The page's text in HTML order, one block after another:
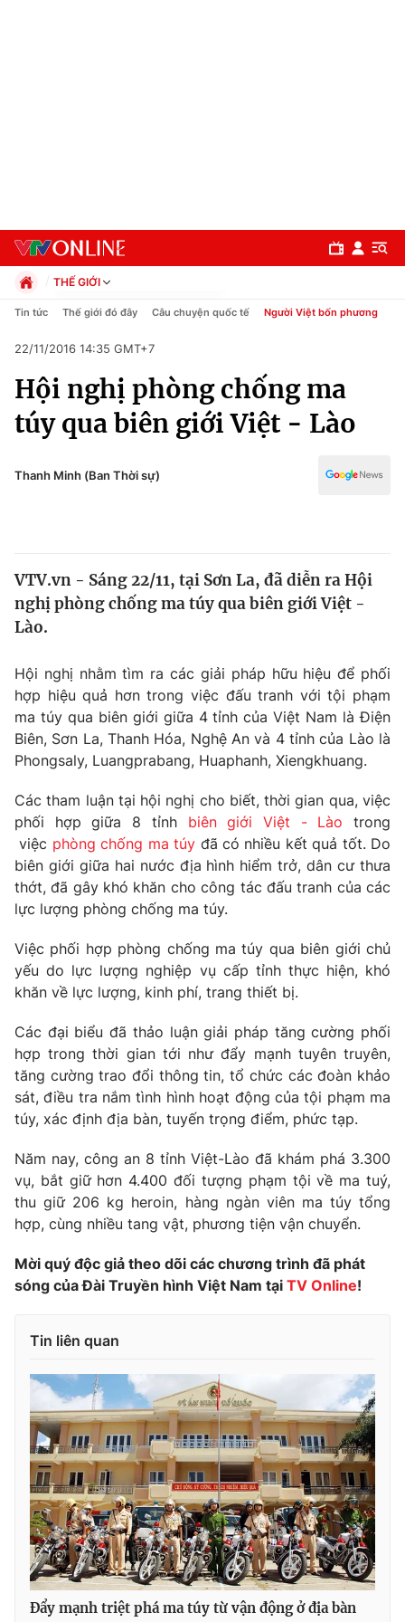
Chuyên mục
Chính trị
Thế giới
Thế giới đó đây
Câu chuyện quốc tế
Kinh tế
Tài chính
Thị trường
Dữ liệu và đời sống
Phim VTV
Hậu trường
Nhân vật
Giải sao mai
Giải trí
Điện ảnh
Âm nhạc
Sao
Đời sống
Du lịch
Làm đẹp
Chất lượng cuộc sống
Tuyển sinh
Công nghệ
Hitech Công nghệ tương lai
Sản phẩm
Thị trường
Giao lưu trực tuyến
Lịch phát sóng
Chuyên mục khác
Emagazine Podcast
Video Shorts video
VTV Money
VTV Sức khoẻ Bất động sản
Thị trường 24h Tấm lòng Việt
VTV4 Vươn mình bằng AI
VTV9 VTV8
Liên hệ tòa soạn English
THẾ GIỚI
Chính trị
Pháp luật
Kinh tế
Thể thao
Truyền hình
Y tế
Tin tức Thế giới đó đây Câu chuyện quốc tế Người Việt bốn phương
22/11/2016 14:35 GMT+7
Hội nghị phòng chống ma
túy qua biên giới Việt - Lào
Thanh Minh (Ban Thời sự)
VTV.vn - Sáng 22/11, tại Sơn La, đã diễn ra Hội
nghị phòng chống ma túy qua biên giới Việt -
Lào.
Hội nghị nhằm tìm ra các giải pháp hữu hiệu để phối
hợp hiệu quả hơn trong việc đấu tranh với tội phạm
ma túy qua biên giới giữa 4 tỉnh của Việt Nam là Điện
Biên, Sơn La, Thanh Hóa, Nghệ An và 4 tỉnh của Lào là
Phongsaly, Luangprabang, Huaphanh, Xiengkhuang.
Các tham luận tại hội nghị cho biết, thời gian qua, việc
phối hợp giữa 8 tỉnh biên giới Việt - Lào trong
việc phòng chống ma túy đã có nhiều kết quả tốt. Do
biên giới giữa hai nước địa hình hiểm trở, dân cư thưa
thớt, đã gây khó khăn cho công tác đấu tranh của các
lực lượng phòng chống ma túy.
Việc phối hợp phòng chống ma túy qua biên giới chủ
yếu do lực lượng nghiệp vụ cấp tỉnh thực hiện, khó
khăn về lực lượng, kinh phí, trang thiết bị.
Các đại biểu đã thảo luận giải pháp tăng cường phối
hợp trong thời gian tới như đẩy mạnh tuyên truyên,
tăng cường trao đổi thông tin, tổ chức các đoàn khảo
sát, điều tra nắm tình hình hoạt động của tội phạm ma
túy, xác định địa bàn, tuyến trọng điểm, phức tạp.
Năm nay, công an 8 tỉnh Việt-Lào đã khám phá 3.300
vụ, bắt giữ hơn 4.400 đối tượng phạm tội về ma tuý,
thu giữ 206 kg heroin, hàng ngàn viên ma túy tổng
hợp, cùng nhiều tang vật, phương tiện vận chuyển.
Mời quý độc giả theo dõi các chương trình đã phát
sóng của Đài Truyền hình Việt Nam tại TV Online!
Tin liên quan
Đẩy mạnh triệt phá ma túy từ vận động ở địa bàn